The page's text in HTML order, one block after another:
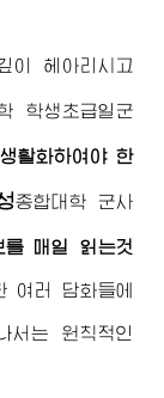
이 헤아리시고
학생초급일군
활화하여야 한
종합대학 군사
를 매일 읽는것
여러 담화들에
서는 원칙적인